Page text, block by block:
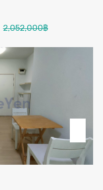
2,052,000฿